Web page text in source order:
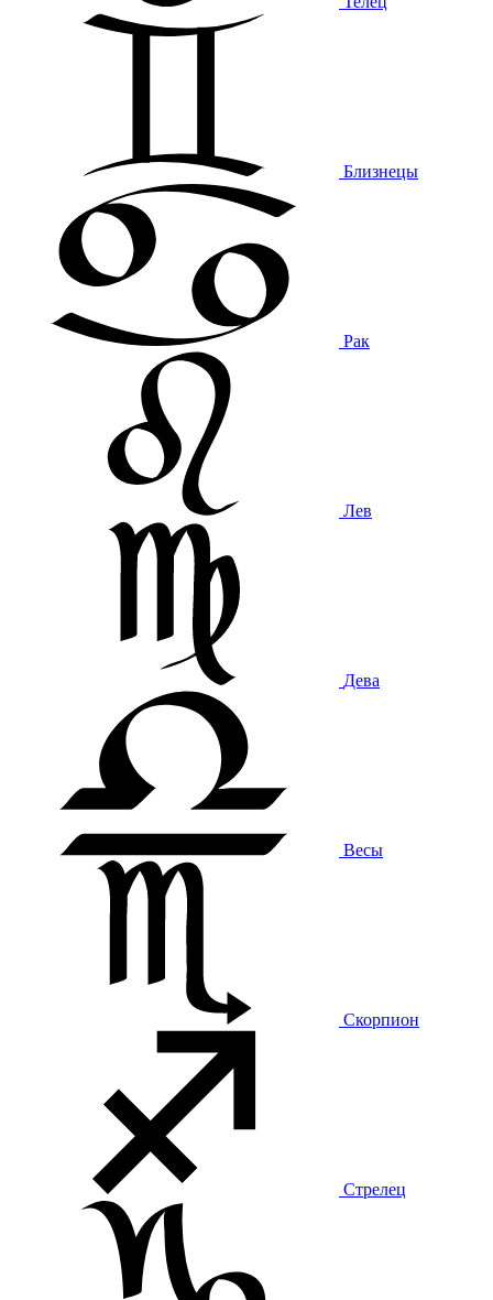
Близнецы
Рак
Лев
Дева
Весы
Скорпион
Стрелец